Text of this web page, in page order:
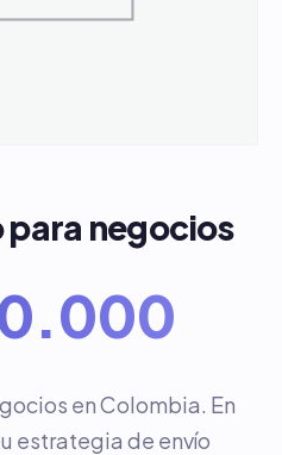
negocios
en Colombia. En
estrategia de envío